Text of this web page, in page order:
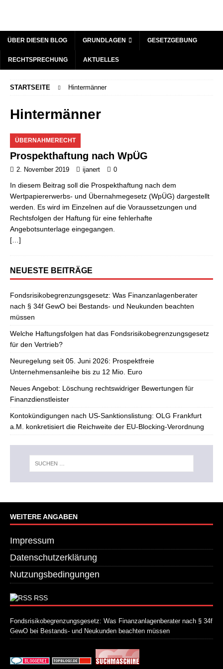
ÜBER DIESEN BLOG GRUNDLAGEN GESETZGEBUNG
RECHTSPRECHUNG AKTUELLES
STARTSEITE Hintermänner
Hintermänner
ÜBERNAHMERECHT
Prospekthaftung nach WpÜG
2. November 2019 ijanert 0
In diesem Beitrag soll die Prospekthaftung nach dem
Wertpapiererwerbs- und Übernahmegesetz (WpÜG) dargestellt
werden. Es wird im Einzelnen auf die Voraussetzungen und
Rechtsfolgen der Haftung für eine fehlerhafte
Angebotsunterlage eingegangen.
[…]
NEUESTE BEITRÄGE
Fondsrisikobegrenzungsgesetz: Was Finanzanlagenberater
nach § 34f GewO bei Bestands- und Neukunden beachten
müssen
Welche Haftungsfolgen hat das Fondsrisikobegrenzungsgesetz
für den Vertrieb?
Neuregelung seit 05. Juni 2026: Prospektfreie
Unternehmensanleihe bis zu 12 Mio. Euro
Neues Angebot: Löschung rechtswidriger Bewertungen für
Finanzdienstleister
Kontokündigungen nach US-Sanktionslistung: OLG Frankfurt
a.M. konkretisiert die Reichweite der EU-Blocking-Verordnung
WEITERE ANGABEN
Impressum
Datenschutzerklärung
Nutzungsbedingungen
RSS
Fondsrisikobegrenzungsgesetz: Was Finanzanlagenberater nach § 34f
GewO bei Bestands- und Neukunden beachten müssen